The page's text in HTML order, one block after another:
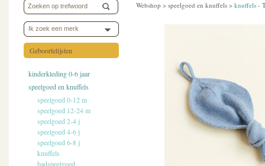
Ik zoek een merk
Geboortelijsten
kinderkleding 0-6 jaar
speelgoed en knuffels
speelgoed 0-12 m
speelgoed 12-24 m
speelgoed 2-4 j
speelgoed 4-6 j
speelgoed 6-8 j
knuffels
badspeelgoed
Webshop > speelgoed en knuffels > knuffels -